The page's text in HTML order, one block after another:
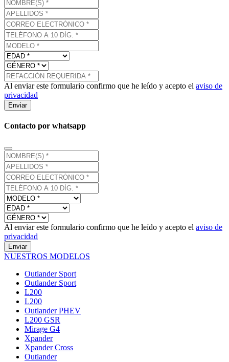
Al enviar este formulario confirmo que he leído y acepto el aviso de
privacidad
Enviar
Contacto por whatsapp
Al enviar este formulario confirmo que he leído y acepto el aviso de
privacidad
Enviar
NUESTROS MODELOS
Outlander Sport
Outlander Sport
L200
L200
Outlander PHEV
L200 GSR
Mirage G4
Xpander
Xpander Cross
Outlander